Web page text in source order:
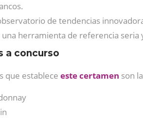
de tendencias
herramienta de referencia seria
a concurso
que establece este certamen son